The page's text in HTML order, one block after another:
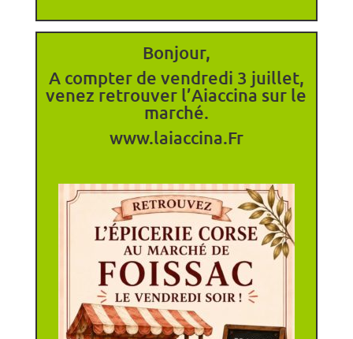
Bonjour,
A compter de vendredi 3 juillet,
venez retrouver l’Aiaccina sur le
marché.
www.laiaccina.Fr